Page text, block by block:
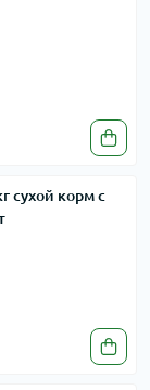
сухой корм с